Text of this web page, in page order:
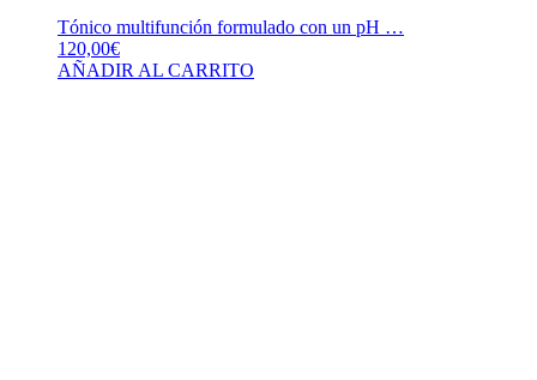
Tónico multifunción formulado con un pH …
120,00€
AÑADIR AL CARRITO